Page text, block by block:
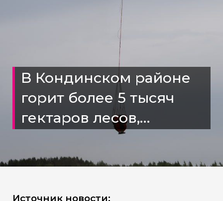
В Кондинском районе
горит более 5 тысяч
гектаров лесов,
зафиксировано 13
очагов возгорания
Источник новости: